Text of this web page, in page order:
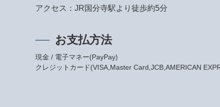
アクセス：JR国分寺駅より徒歩約5分
お支払方法
現金 / 電子マネー(PayPay)
クレジットカード(VISA,Master Card,JCB,AMERICAN